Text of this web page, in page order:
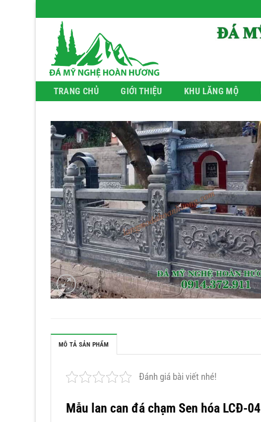
qua
TRANG CHỦ GIỚI THIỆU KHU LĂNG MỘ
MÔ TẢ SẢN PHẨM
Đánh giá bài viết nhé!
Mẫu lan can đá chạm Sen hóa LCĐ-04